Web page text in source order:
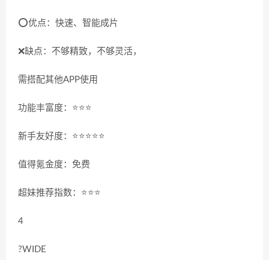
⭕️优点：快速、智能成片
❌缺点：不够精致，不够灵活，
需搭配其他APP使用
功能丰富度：⭐️⭐️⭐️
新手友好度：⭐️⭐️⭐️⭐️⭐️
值得氪金度：免费
超妹推荐指数：⭐️⭐️⭐️
4
?WIDE